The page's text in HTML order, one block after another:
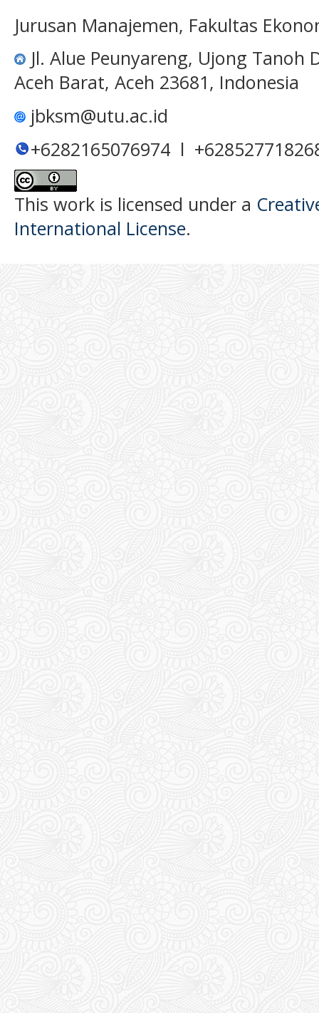
Jurusan Manajemen, Fakultas
Jl. Alue Peunyareng, Ujong
Aceh Barat, Aceh 23681, Indonesia
jbksm@utu.ac.id
+6282165076974 l
This work is licensed under a
International License.